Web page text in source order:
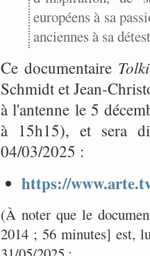
européens à sa
anciennes à sa
Ce documentaire
Schmidt et Jean-
à l'antenne le 5
à 15h15), et sera
04/03/2025 :
https://
(À noter que le
2014 ; 56 minutes] est,